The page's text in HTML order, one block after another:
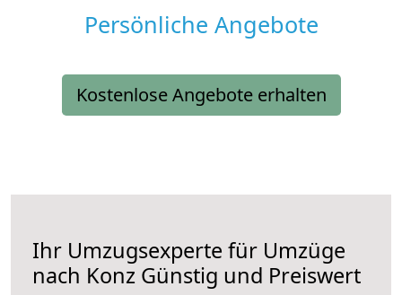
Persönliche Angebote
Kostenlose Angebote erhalten
Ihr Umzugsexperte für Umzüge
nach Konz Günstig und Preiswert